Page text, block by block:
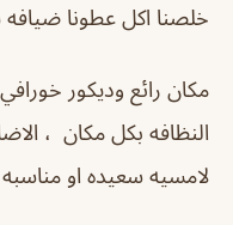
خلصنا اكل عطونا
مكان رائع وديكور
النظافه بكل مكان ،
لامسيه سعيده او